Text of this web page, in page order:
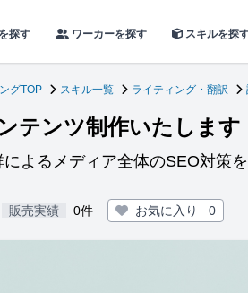
探す ワーカーを探す スキルを探
グTOP スキル一覧 ライティング・翻訳
テンツ制作いたします
よるメディア全体のSEO対策を
販売実績 0件 お気に入り 0